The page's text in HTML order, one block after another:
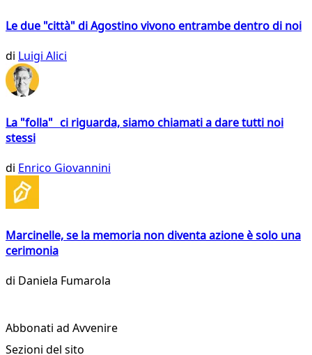
Le due "città" di Agostino vivono entrambe dentro di noi
di Luigi Alici
La "folla" ci riguarda, siamo chiamati a dare tutti noi
stessi
di Enrico Giovannini
Marcinelle, se la memoria non diventa azione è solo una
cerimonia
di Daniela Fumarola
Abbonati ad Avvenire
Sezioni del sito